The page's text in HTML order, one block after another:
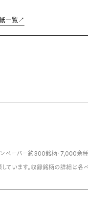
一覧↗︎
ンペーパー約300銘柄・7,000余
ています。収録銘柄の詳細は各